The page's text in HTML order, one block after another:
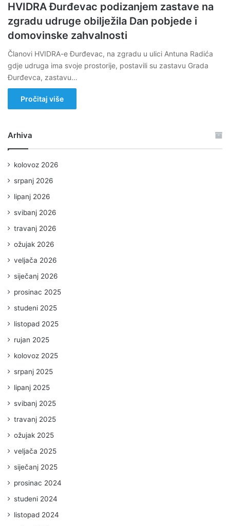
HVIDRA Đurđevac podizanjem zastave na
zgradu udruge obilježila Dan pobjede i
domovinske zahvalnosti
Članovi HVIDRA-e Đurđevac, na zgradu u ulici Antuna Radića
gdje udruga ima svoje prostorije, postavili su zastavu Grada
Đurđevca, zastavu…
Pročitaj više
Arhiva
kolovoz 2026
srpanj 2026
lipanj 2026
svibanj 2026
travanj 2026
ožujak 2026
veljača 2026
siječanj 2026
prosinac 2025
studeni 2025
listopad 2025
rujan 2025
kolovoz 2025
srpanj 2025
lipanj 2025
svibanj 2025
travanj 2025
ožujak 2025
veljača 2025
siječanj 2025
prosinac 2024
studeni 2024
listopad 2024